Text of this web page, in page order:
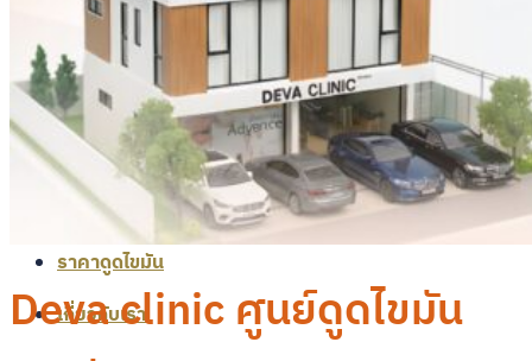
รีวิวดูดไขมันต้นแขน
รีวิวดูดไขมันหน้าท้อง เอวเอส
รีวิวดูดไขมันร่อง 11
รีวิวดูดไขมันต้นขา
รีวิวดูดไขมันเหนียง กรอบหน้า
รีวิว J Plasma
รีวิวเคสแก้
ราคาดูดไขมัน
เกี่ยวกับเรา
Deva clinic ศูนย์ดูดไขมัน